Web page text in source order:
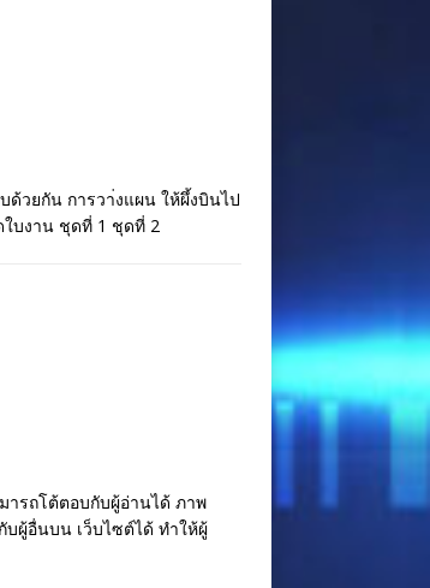
วยกัน การวา่งแผน ให้ผึ้งบินไป
ใบงาน ชุดที่ 1 ชุดที่ 2
ารถโต้ตอบกับผู้อ่านได้ ภาพ
ผู้อื่นบน เว็บไซต์ได้ ทำให้ผู้